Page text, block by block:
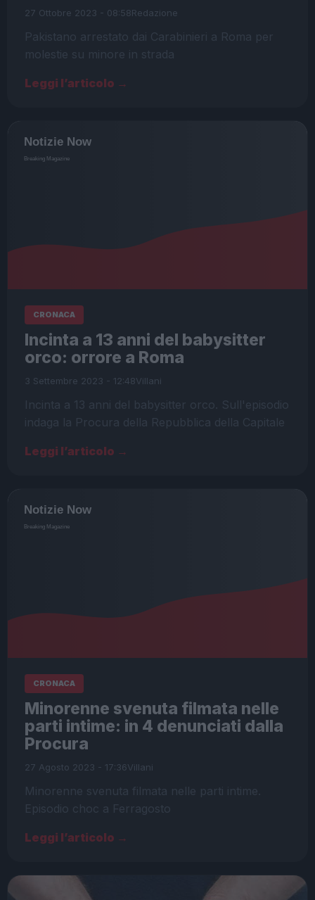
27 Ottobre 2023 - 08:58Redazione
Pakistano arrestato dai Carabinieri a Roma per
molestie su minore in strada
Leggi l’articolo →
CRONACA
Incinta a 13 anni del babysitter
orco: orrore a Roma
3 Settembre 2023 - 12:48Villani
Incinta a 13 anni del babysitter orco. Sull'episodio
indaga la Procura della Repubblica della Capitale
Leggi l’articolo →
CRONACA
Minorenne svenuta filmata nelle
parti intime: in 4 denunciati dalla
Procura
27 Agosto 2023 - 17:36Villani
Minorenne svenuta filmata nelle parti intime.
Episodio choc a Ferragosto
Leggi l’articolo →